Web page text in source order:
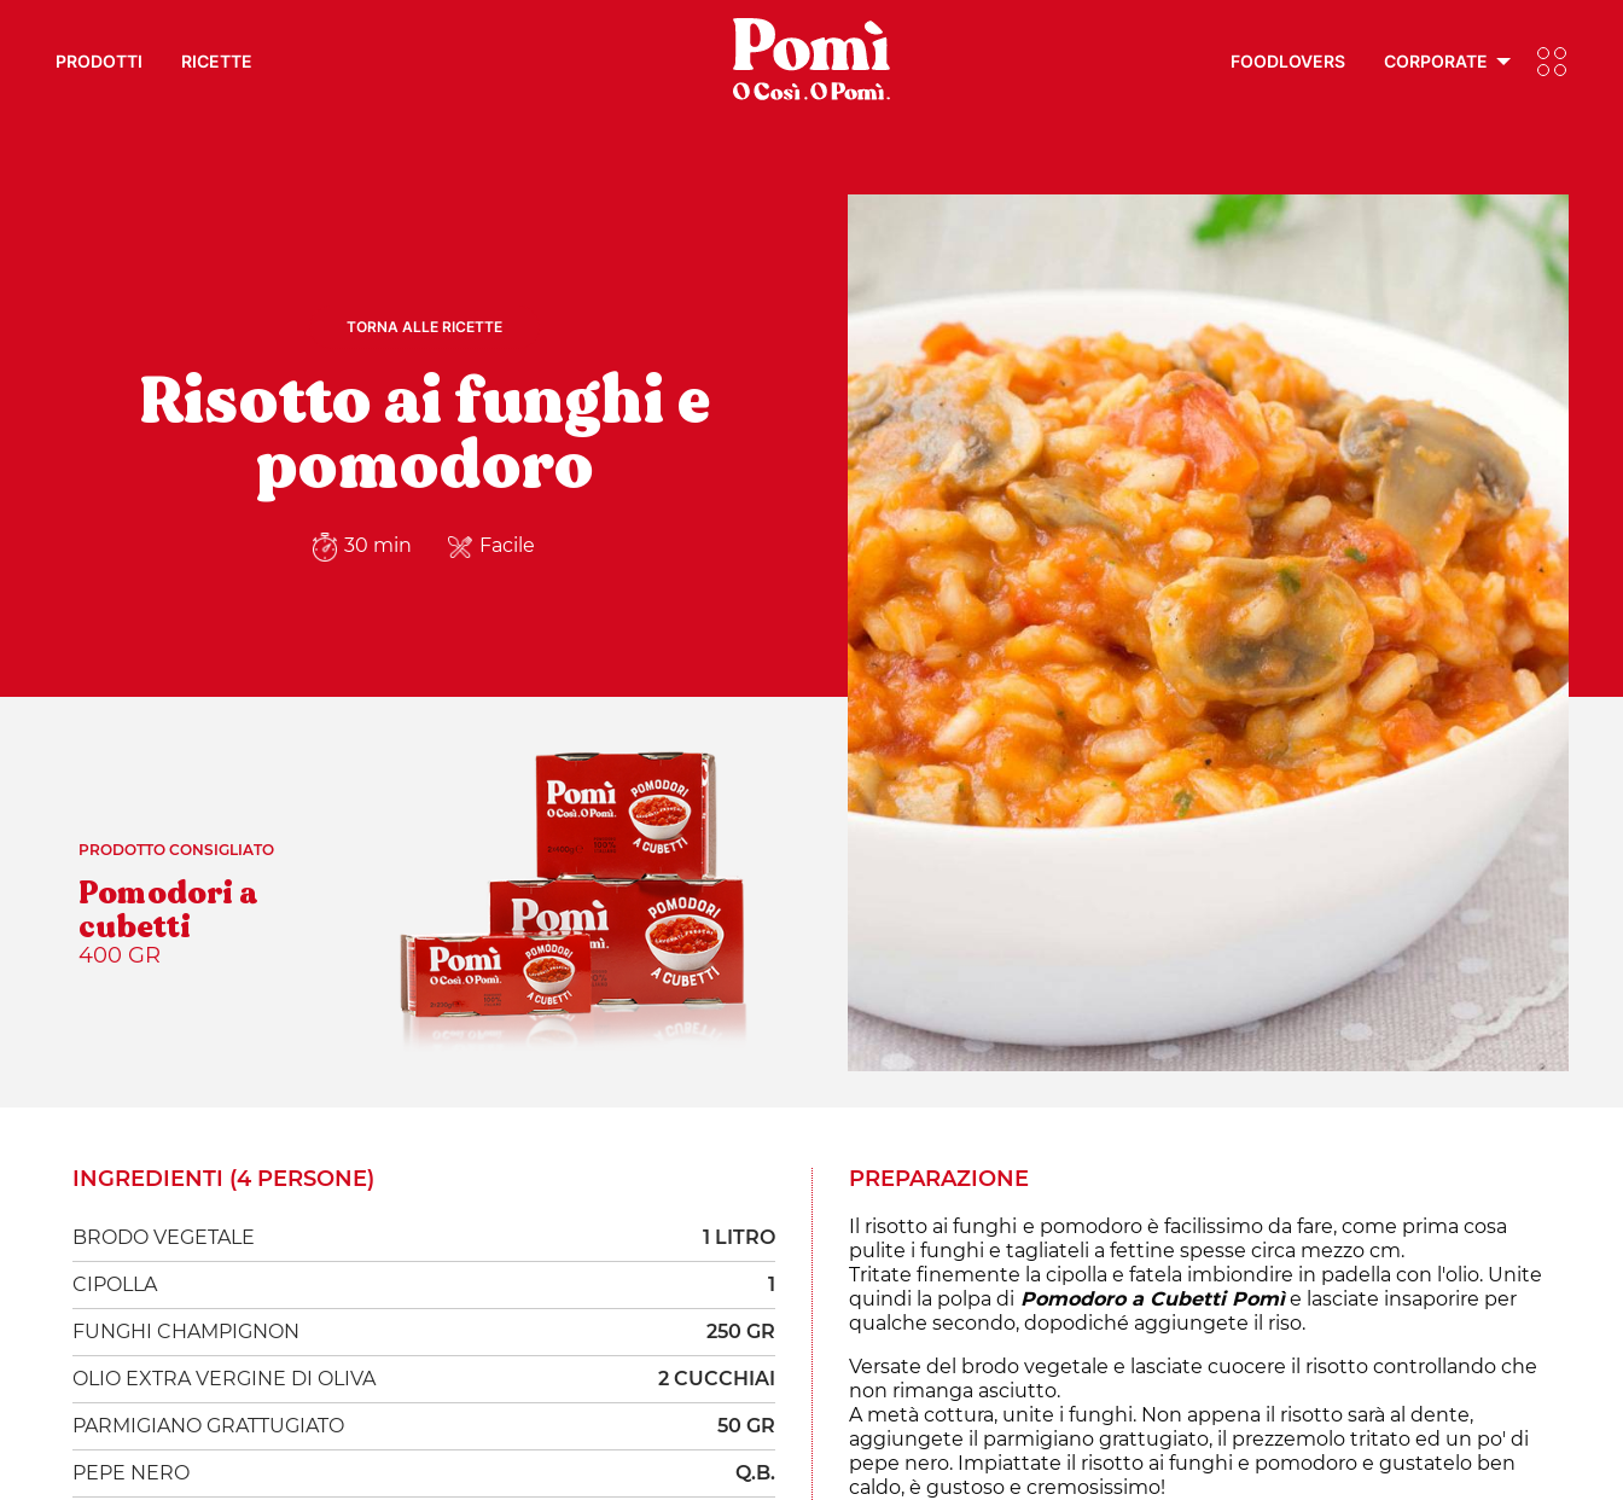
PRODOTTI RICETTE FOODLOVERS CORPORATE
TORNA ALLE RICETTE
Risotto ai funghi e
pomodoro
30 min Facile
PRODOTTO CONSIGLIATO
Pomodori a
cubetti
400 GR
INGREDIENTI (4 PERSONE)
BRODO VEGETALE 1 LITRO
CIPOLLA 1
FUNGHI CHAMPIGNON 250 GR
OLIO EXTRA VERGINE DI OLIVA 2 CUCCHIAI
PARMIGIANO GRATTUGIATO 50 GR
PEPE NERO Q.B.
PREPARAZIONE
Il risotto ai funghi e pomodoro è facilissimo da fare, come prima cosa
pulite i funghi e tagliateli a fettine spesse circa mezzo cm.
Tritate finemente la cipolla e fatela imbiondire in padella con l'olio. Unite
quindi la polpa di Pomodoro a Cubetti Pomìe lasciate insaporire per
qualche secondo, dopodiché aggiungete il riso.
Versate del brodo vegetale e lasciate cuocere il risotto controllando che
non rimanga asciutto.
A metà cottura, unite i funghi. Non appena il risotto sarà al dente,
aggiungete il parmigiano grattugiato, il prezzemolo tritato ed un po' di
pepe nero. Impiattate il risotto ai funghi e pomodoro e gustatelo ben
caldo, è gustoso e cremosissimo!